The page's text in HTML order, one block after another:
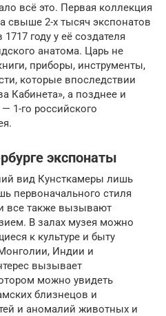
всё это. Первая коллекция
свыше 2-х тысяч экспонатов
году у её создателя
анатома. Царь не
приборы, инструменты,
которые впоследствии
Кабинета», а позднее и
1-го российского
экспонаты
вид Кунсткамеры лишь
первоначального стиля
все также вызывают
В залах музея можно
к культуре и быту
Индии и
вызывает
можно увидеть
близнецов и
и аномалий животных и